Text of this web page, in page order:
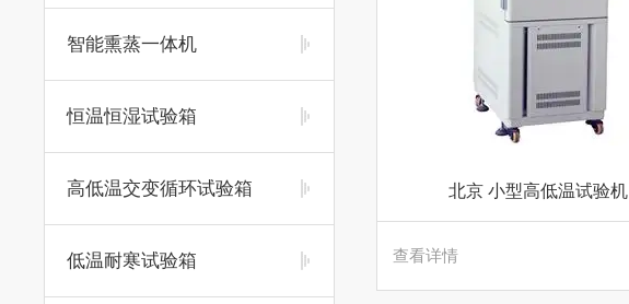
智能熏蒸一体机
恒温恒湿试验箱
高低温交变循环试验箱
低温耐寒试验箱
北京 小型高低温试验机
查看详情